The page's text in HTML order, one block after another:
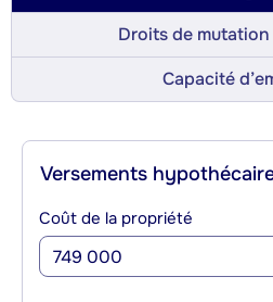
Droits de
Capacité
Versements
Coût de la propriété